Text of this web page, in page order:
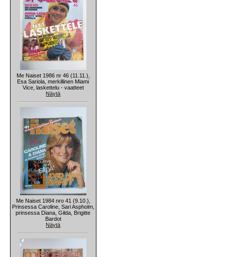
Me Naiset 1986 nr 46 (11.11.),
Esa Sariola, merkillinen Miami
Vice, laskettelu - vaatteet
Näytä
Me Naiset 1984 nro 41 (9.10.),
Prinsessa Caroline, Sari Aspholm,
prinsessa Diana, Gilda, Brigitte
Bardot
Näytä